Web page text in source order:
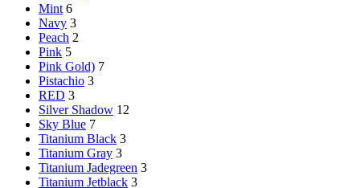
Mint 6
Navy 3
Peach 2
Pink 5
Pink Gold) 7
Pistachio 3
RED 3
Silver Shadow 12
Sky Blue 7
Titanium Black 3
Titanium Gray 3
Titanium Jadegreen 3
Titanium Jetblack 3